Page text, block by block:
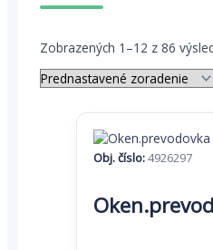
Zobrazených 1–12 z 86
Obj. číslo:4926297